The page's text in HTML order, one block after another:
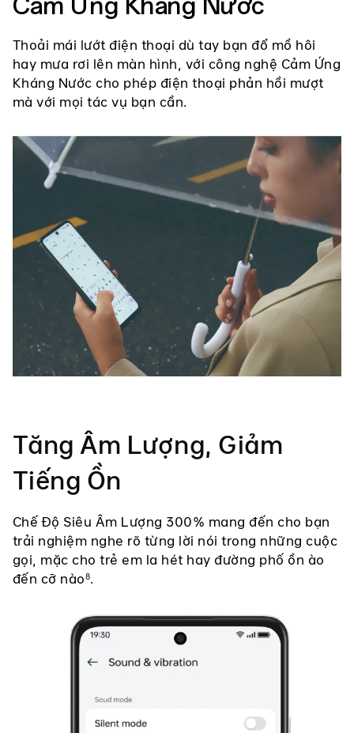
Cảm Ứng Kháng Nước
Thoải mái lướt điện thoại dù tay bạn đổ mồ hôi
hay mưa rơi lên màn hình, với công nghệ Cảm Ứng
Kháng Nước cho phép điện thoại phản hồi mượt
mà với mọi tác vụ bạn cần.
Tăng Âm Lượng, Giảm
Tiếng Ồn
Chế Độ Siêu Âm Lượng 300% mang đến cho bạn
trải nghiệm nghe rõ từng lời nói trong những cuộc
gọi, mặc cho trẻ em la hét hay đường phố ồn ào
đến cỡ nào8